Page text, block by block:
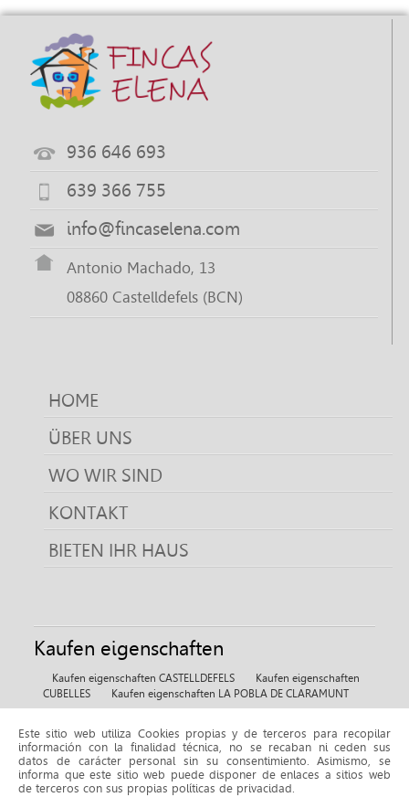
936 646 693
639 366 755
info@fincaselena.com
Antonio Machado, 13
08860 Castelldefels (BCN)
HOME
ÜBER UNS
WO WIR SIND
KONTAKT
BIETEN IHR HAUS
Kaufen eigenschaften
Kaufen eigenschaften CASTELLDEFELS
Kaufen eigenschaften
CUBELLES
Kaufen eigenschaften LA POBLA DE CLARAMUNT
Miete eigenschaften
Miete eigenschaften BELLMUNT DE L'URGELL
Este sitio web utiliza Cookies propias y de terceros para recopilar
información con la finalidad técnica, no se recaban ni ceden sus
datos de carácter personal sin su consentimiento. Asimismo, se
informa que este sitio web puede disponer de enlaces a sitios web
de terceros con sus propias políticas de privacidad.